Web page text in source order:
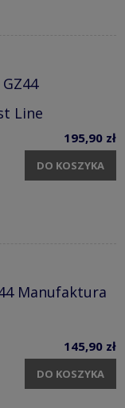
Line
195,90 zł
DO KOSZYKA
Manufaktura
145,90 zł
DO KOSZYKA